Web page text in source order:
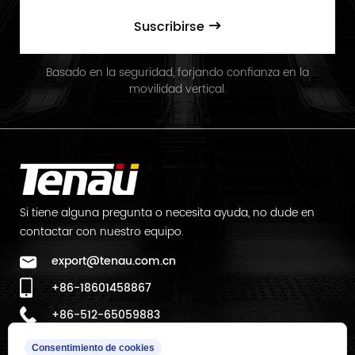
Suscribirse
Basado en la seguridad, forjando confianza en la
movilidad vertical.
Si tiene alguna pregunta o necesita ayuda, no dude en
contactar con nuestro equipo.
export@tenau.com.cn
+86-18601458867
+86-512-65059883
Ubicación de la fábrica:
Consentimiento de cookies